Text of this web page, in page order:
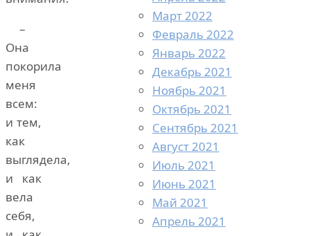
–
Она
покорила
меня
всем:
и тем,
как
выглядела,
и как
вела
себя,
Март 2022
Февраль 2022
Январь 2022
Декабрь 2021
Ноябрь 2021
Октябрь 2021
Сентябрь 2021
Август 2021
Июль 2021
Июнь 2021
Май 2021
Апрель 2021